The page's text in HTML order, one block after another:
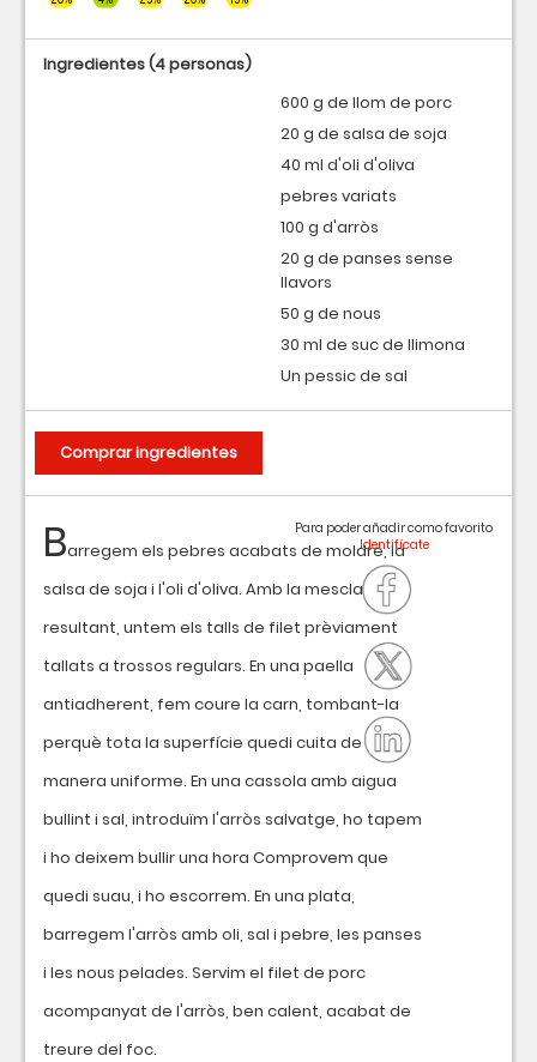
Barregem els pebres acabats de moldre, la
salsa de soja i l'oli d'oliva. Amb la mescla
resultant, untem els talls de filet prèviament
tallats a trossos regulars. En una paella
antiadherent, fem coure la carn, tombant-la
perquè tota la superfície quedi cuita de
manera uniforme. En una cassola amb aigua
bullint i sal, introduïm l'arròs salvatge, ho tapem
i ho deixem bullir una hora Comprovem que
quedi suau, i ho escorrem. En una plata,
barregem l'arròs amb oli, sal i pebre, les panses
i les nous pelades. Servim el filet de porc
acompanyat de l'arròs, ben calent, acabat de
treure del foc.
Para poder añadir como favorito
Ingredientes(4 personas)
600 g de llom de porc
20 g de salsa de soja
40 ml d'oli d'oliva
pebres variats
100 g d'arròs
20 g de panses sense
llavors
50 g de nous
30 ml de suc de llimona
Un pessic de sal
Comprar ingredientes